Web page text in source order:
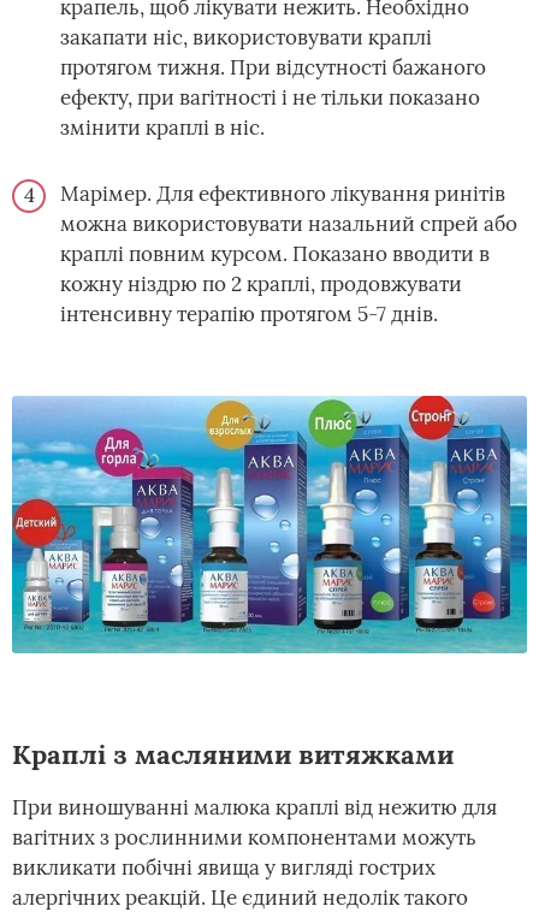
крапель, щоб лікувати нежить. Необхідно
закапати ніс, використовувати краплі
протягом тижня. При відсутності бажаного
ефекту, при вагітності і не тільки показано
змінити краплі в ніс.
Марімер. Для ефективного лікування ринітів
можна використовувати назальний спрей або
краплі повним курсом. Показано вводити в
кожну ніздрю по 2 краплі, продовжувати
інтенсивну терапію протягом 5-7 днів.
Краплі з масляними витяжками
При виношуванні малюка краплі від нежитю для
вагітних з рослинними компонентами можуть
викликати побічні явища у вигляді гострих
алергічних реакцій. Це єдиний недолік такого